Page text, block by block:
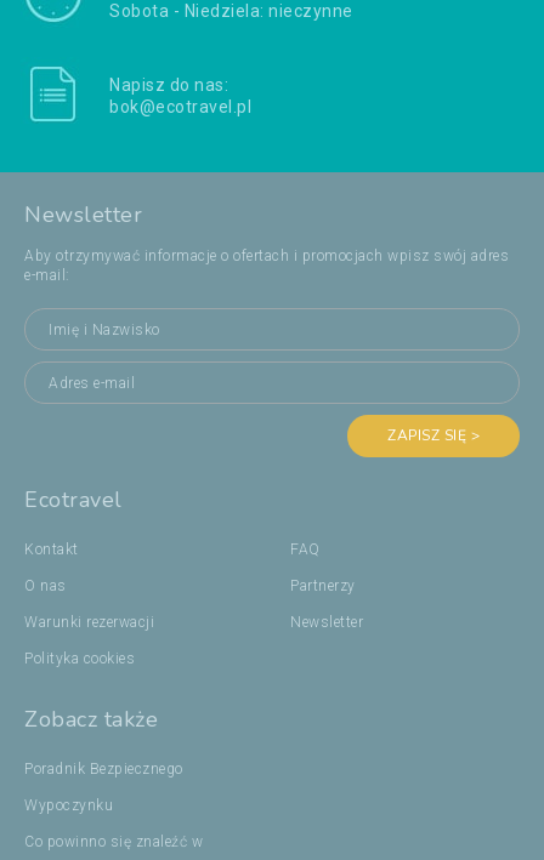
Sobota - Niedziela: nieczynne
Napisz do nas:
bok@ecotravel.pl
Newsletter
Aby otrzymywać informacje o ofertach i promocjach wpisz swój adres
e-mail:
ZAPISZ SIĘ >
Ecotravel
Kontakt
O nas
Warunki rezerwacji
Polityka cookies
FAQ
Partnerzy
Newsletter
Zobacz także
Poradnik Bezpiecznego
Wypoczynku
Co powinno się znaleźć w